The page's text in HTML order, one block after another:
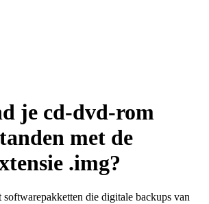
je cd-dvd-rom
met de
.img?
die digitale backups van